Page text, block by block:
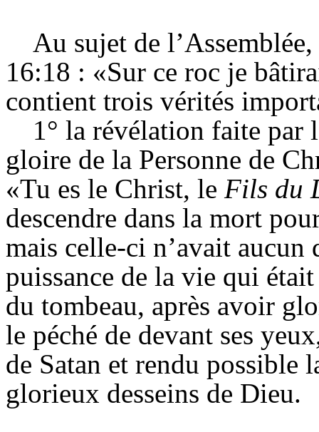
Au sujet de
16:18 : «Sur ce roc je
contient trois vérités
1° la révélation faite par
gloire de la Personne de
«Tu es le Christ, le Fils du
descendre dans la mort
mais celle-ci n’avait
puissance de la vie qui
du tombeau, après avoir
le péché de devant ses
de Satan et rendu possible
glorieux desseins de Dieu.